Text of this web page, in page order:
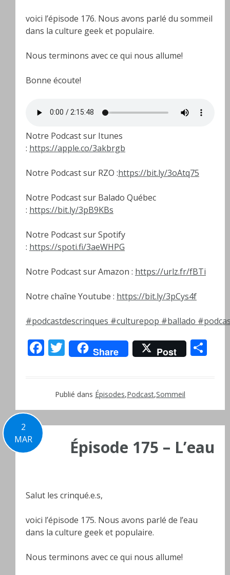
voici l’épisode 176. Nous avons parlé du sommeil
dans la culture geek et populaire.
Nous terminons avec ce qui nous allume!
Bonne écoute!
Notre Podcast sur Itunes
: https://apple.co/3akbrgb
Notre Podcast sur RZO :https://bit.ly/3oAtq75
Notre Podcast sur Balado Québec
: https://bit.ly/3pB9KBs
Notre Podcast sur Spotify
: https://spoti.fi/3aeWHPG
Notre Podcast sur Amazon : https://urlz.fr/fBTi
Notre chaîne Youtube : https://bit.ly/3pCys4f
#podcastdescrinques #culturepop #ballado
Facebook
Twitter
Share Post
Publié dans Épisodes,Podcast,Sommeil
2
MAR
Épisode 175 – L’eau
Salut les crinqué.e.s,
voici l’épisode 175. Nous avons parlé de l’eau
dans la culture geek et populaire.
Nous terminons avec ce qui nous allume!